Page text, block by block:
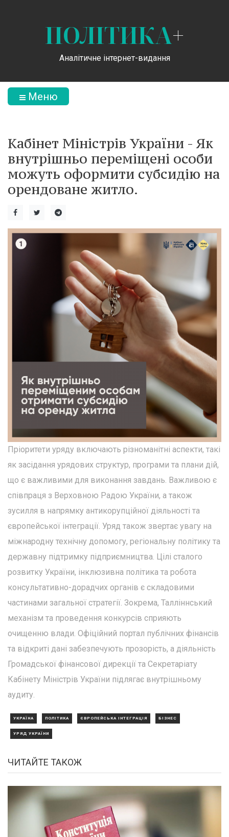
ПОЛІТИКА+
Аналітичне інтернет-видання
Меню
Кабінет Міністрів України - Як
внутрішньо переміщені особи
можуть оформити субсидію на
орендоване житло.
Пріоритети уряду включають різноманітні аспекти, такі
як засідання урядових структур, програми та плани дій,
що є важливими для виконання завдань. Важливою є
співпраця з Верховною Радою України, а також
зусилля в напрямку антикорупційної діяльності та
європейської інтеграції. Уряд також звертає увагу на
міжнародну технічну допомогу, регіональну політику та
державну підтримку підприємництва. Цілі сталого
розвитку України, інклюзивна політика та робота
консультативно-дорадчих органів є складовими
частинами загальної стратегії. Зокрема, Талліннський
механізм та проведення конкурсів сприяють
очищенню влади. Офіційний портал публічних фінансів
та відкриті дані забезпечують прозорість, а діяльність
Громадської фінансової дирекції та Секретаріату
Кабінету Міністрів України підлягає внутрішньому
аудиту.
УКРАЇНА ПОЛІТИКА ЄВРОПЕЙСЬКА ІНТЕГРАЦІЯ БІЗНЕС
УРЯД УКРАЇНИ
ЧИТАЙТЕ ТАКОЖ